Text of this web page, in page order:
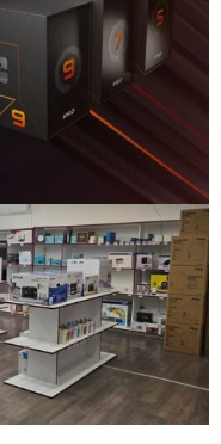
bila povoljnija